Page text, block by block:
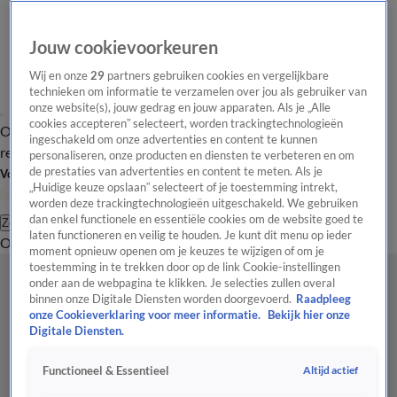
Overzicht Laatste nieuws Regionieuws Het beste van Hart
Tip de
redactie
Volg Hart van Nederland
Zoeken
OverzichtRegioUitzendingenWeerTip de redactiePanelVideo's
Jouw cookievoorkeuren
Wij en onze29 partners gebruiken cookies en vergelijkbare
technieken om informatie te verzamelen over jou als gebruiker van
onze website(s), jouw gedrag en jouw apparaten. Als je „Alle
cookies accepteren” selecteert, worden trackingtechnologieën
ingeschakeld om onze advertenties en content te kunnen
personaliseren, onze producten en diensten te verbeteren en om
de prestaties van advertenties en content te meten. Als je
„Huidige keuze opslaan” selecteert of je toestemming intrekt,
worden deze trackingtechnologieën uitgeschakeld. We gebruiken
dan enkel functionele en essentiële cookies om de website goed te
laten functioneren en veilig te houden. Je kunt dit menu op ieder
moment opnieuw openen om je keuzes te wijzigen of om je
toestemming in te trekken door op de link Cookie-instellingen
onder aan de webpagina te klikken. Je selecties zullen overal
binnen onze Digitale Diensten worden doorgevoerd. Raadpleeg
onze Cookieverklaring voor meer informatie.
Bekijk hier onze
Digitale Diensten.
Functioneel & Essentieel Altijd actief